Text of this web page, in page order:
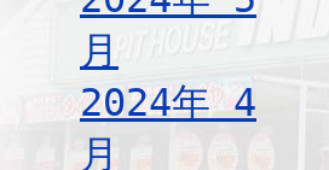
月
2024年 4
月